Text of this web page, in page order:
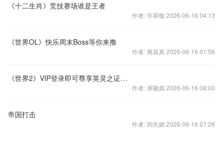
《十二生肖》竞技赛场谁是王者
作者: 许翠馥 2026-06-16 04:13
《世界OL》快乐周末Boss等你来撸
作者: 雍昌真 2026-06-16 01:56
《世界2》VIP登录即可尊享英灵之证大礼
作者: 庾颖彪 2026-06-16 08:00
帝国打击
作者: 闵先媚 2026-06-16 07:26